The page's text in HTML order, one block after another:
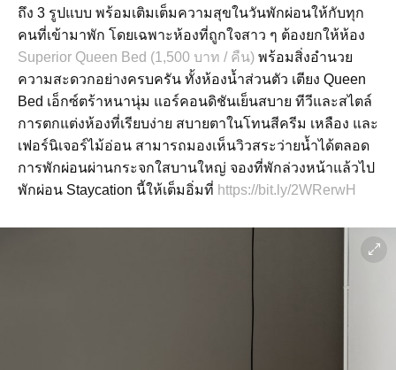
ถึง 3 รูปแบบ พร้อมเติมเต็มความสุขในวันพักผ่อนให้กับทุก
คนที่เข้ามาพัก โดยเฉพาะห้องที่ถูกใจสาว ๆ ต้องยกให้ห้อง
Superior Queen Bed (1,500 บาท / คืน) พร้อมสิ่งอำนวย
ความสะดวกอย่างครบครัน ทั้งห้องน้ำส่วนตัว เตียง Queen
Bed เอ็กซ์ตร้าหนานุ่ม แอร์คอนดิชันเย็นสบาย ทีวีและสไตล์
การตกแต่งห้องที่เรียบง่าย สบายตาในโทนสีครีม เหลือง และ
เฟอร์นิเจอร์ไม้อ่อน สามารถมองเห็นวิวสระว่ายน้ำได้ตลอด
การพักผ่อนผ่านกระจกใสบานใหญ่ จองที่พักล่วงหน้าแล้วไป
พักผ่อน Staycation นี้ให้เต็มอิ่มที่ https://bit.ly/2WRerwH